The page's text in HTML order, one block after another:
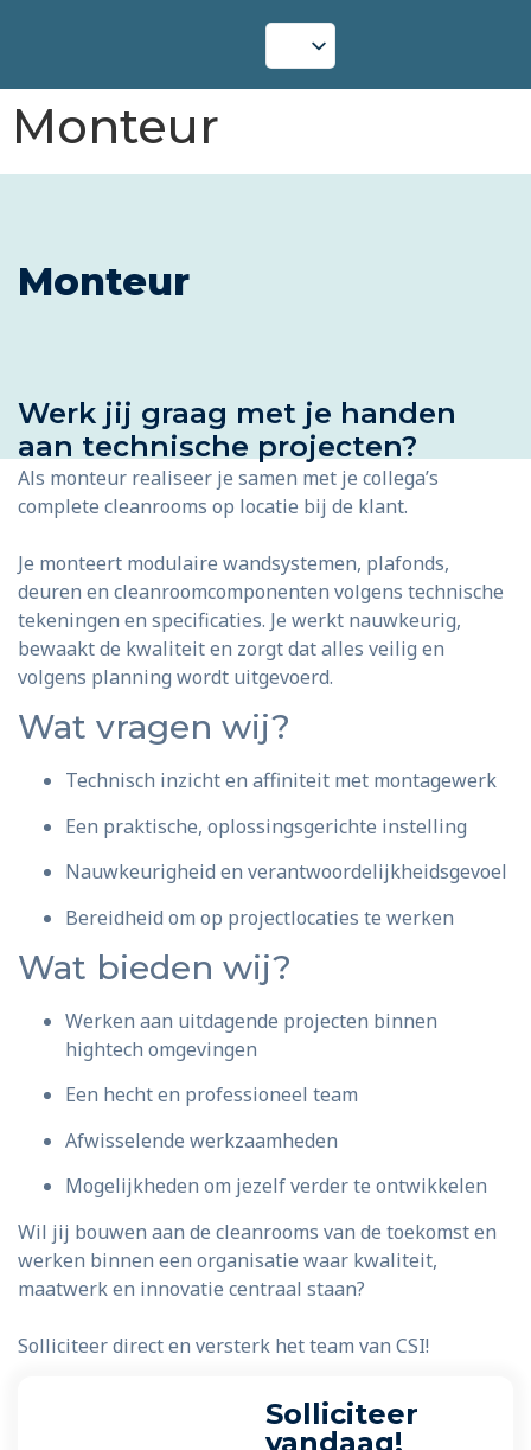
Monteur
Monteur
Werk jij graag met je handen
aan technische projecten?
Als monteur realiseer je samen met je collega’s
complete cleanrooms op locatie bij de klant.
Je monteert modulaire wandsystemen, plafonds,
deuren en cleanroomcomponenten volgens technische
tekeningen en specificaties. Je werkt nauwkeurig,
bewaakt de kwaliteit en zorgt dat alles veilig en
volgens planning wordt uitgevoerd.
Wat vragen wij?
Technisch inzicht en affiniteit met montagewerk
Een praktische, oplossingsgerichte instelling
Nauwkeurigheid en verantwoordelijkheidsgevoel
Bereidheid om op projectlocaties te werken
Wat bieden wij?
Werken aan uitdagende projecten binnen
hightech omgevingen
Een hecht en professioneel team
Afwisselende werkzaamheden
Mogelijkheden om jezelf verder te ontwikkelen
Wil jij bouwen aan de cleanrooms van de toekomst en
werken binnen een organisatie waar kwaliteit,
maatwerk en innovatie centraal staan?
Solliciteer direct en versterk het team van CSI!
Solliciteer
vandaag!